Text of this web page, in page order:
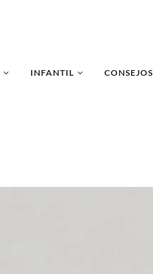
INFANTIL CONSEJOS